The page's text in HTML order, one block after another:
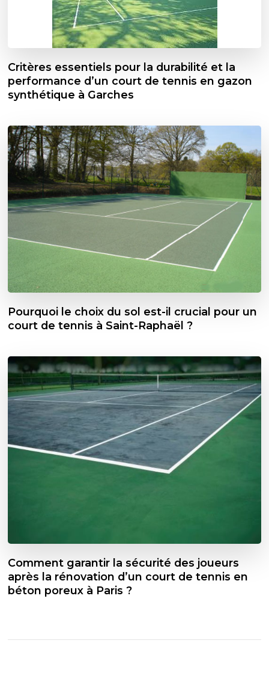
Critères essentiels pour la durabilité et la
performance d’un court de tennis en gazon
synthétique à Garches
Pourquoi le choix du sol est-il crucial pour un
court de tennis à Saint-Raphaël ?
Comment garantir la sécurité des joueurs
après la rénovation d’un court de tennis en
béton poreux à Paris ?